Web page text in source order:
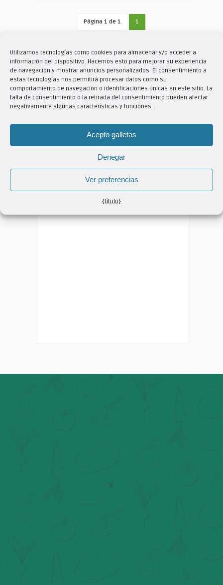
Utilizamos tecnologías como cookies para almacenar y/o acceder a
información del dispositivo. Hacemos esto para mejorar su experiencia
de navegación y mostrar anuncios personalizados. El consentimiento a
estas tecnologías nos permitirá procesar datos como su
comportamiento de navegación o identificaciones únicas en este sitio. La
falta de consentimiento o la retirada del consentimiento pueden afectar
negativamente algunas características y funciones.
Acepto galletas
Denegar
Ver preferencias
{título}
Página 1 de 1 1
Cerca
En archivo
En